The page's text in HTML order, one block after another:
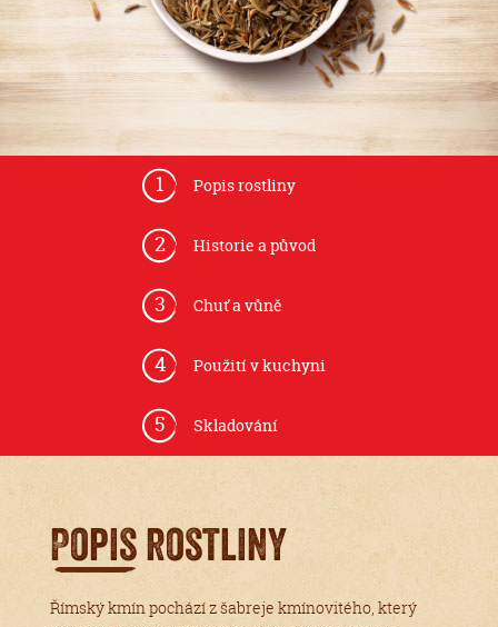
1 Popis rostliny
2 Historie a původ
3 Chuť a vůně
4 Použití v kuchyni
5 Skladování
Popis rostliny
Římský kmín pochází z šabreje kmínovitého, který